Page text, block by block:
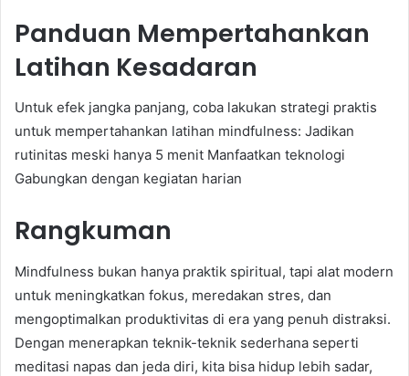
Panduan Mempertahankan
Latihan Kesadaran
Untuk efek jangka panjang, coba lakukan strategi praktis
untuk mempertahankan latihan mindfulness: Jadikan
rutinitas meski hanya 5 menit Manfaatkan teknologi
Gabungkan dengan kegiatan harian
Rangkuman
Mindfulness bukan hanya praktik spiritual, tapi alat modern
untuk meningkatkan fokus, meredakan stres, dan
mengoptimalkan produktivitas di era yang penuh distraksi.
Dengan menerapkan teknik-teknik sederhana seperti
meditasi napas dan jeda diri, kita bisa hidup lebih sadar,